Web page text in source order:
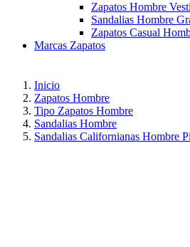
Zapatos Hombre
Sandalias Hombre
Zapatos Casual
Marcas Zapatos
Inicio
Zapatos Hombre
Tipo Zapatos Hombre
Sandalias Hombre
Sandalias Californianas Hombre